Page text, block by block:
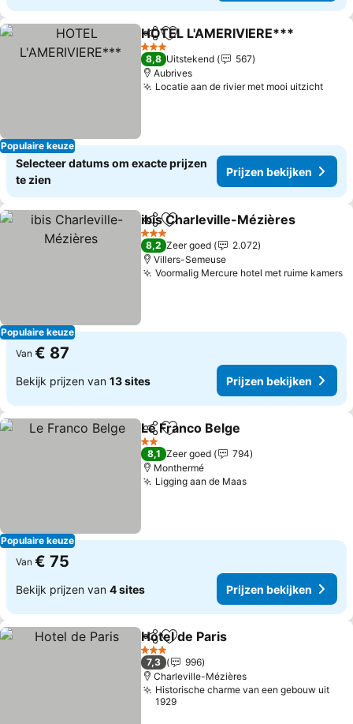
Populaire keuze
DelenToevoegen aan favorieten
HOTEL L'AMERIVIERE***
3 Sterren
8,8 Uitstekend
567
Aubrives
Locatie aan de rivier met mooi uitzicht
Selecteer datums om exacte prijzen
te zien
Prijzen bekijken
Populaire keuze
DelenToevoegen aan favorieten
ibis Charleville-Mézières
3 Sterren
8,2 Zeer goed
2.072
Villers-Semeuse
Voormalig Mercure hotel met ruime kamers
Van € 87
Bekijk prijzen van 13 sites Prijzen bekijken
Populaire keuze
DelenToevoegen aan favorieten
Le Franco Belge
2 Sterren
8,1 Zeer goed
794
Monthermé
Ligging aan de Maas
Van € 75
Bekijk prijzen van 4 sites Prijzen bekijken
DelenToevoegen aan favorieten
Hotel de Paris
3 Sterren
7,3
996
Charleville-Mézières
Historische charme van een gebouw uit
1929